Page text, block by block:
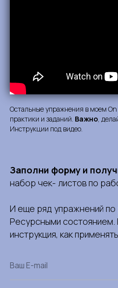
Остальные упражнения в моем On
практики и заданий. Важно ,
Инструкции под видео.
Заполни форму и
набор чек- листов по
И еще ряд упражнений по
Ресурсными состоянием.
инструкция, как применять
Ваш E-mail